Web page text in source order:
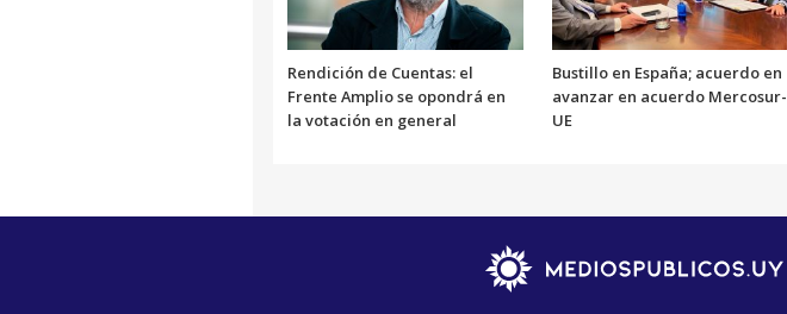
Rendición de Cuentas: el
Frente Amplio se opondrá en
la votación en general
Bustillo en España; acuerdo en
avanzar en acuerdo Mercosur-
UE